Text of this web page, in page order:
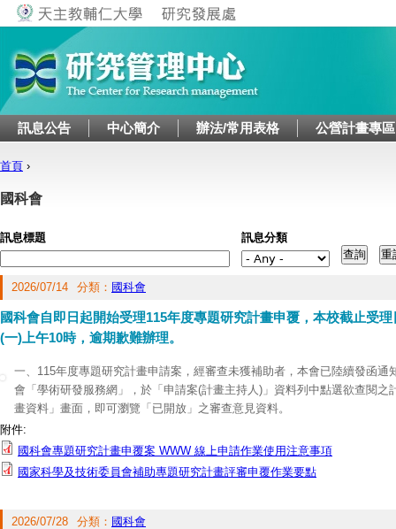
Jump to navigation
訊息公告 中心簡介 辦法/常用表格 公營計畫專區
您在這裡
首頁 ›
國科會
訊息標題 訊息分類
2026/07/14 分類： 國科會
國科會自即日起開始受理115年度專題研究計畫申覆，本校截止受
(一)上午10時，逾期歉難辦理。
一、115年度專題研究計畫申請案，經審查未獲補助者，本會已陸續發函通
會「學術研發服務網」，於「申請案(計畫主持人)」資料列中點選欲查閱之
畫資料」畫面，即可瀏覽「已開放」之審查意見資料。
附件:
國科會專題研究計畫申覆案 WWW 線上申請作業使用注意事項
國家科學及技術委員會補助專題研究計畫評審申覆作業要點
2026/07/28 分類： 國科會